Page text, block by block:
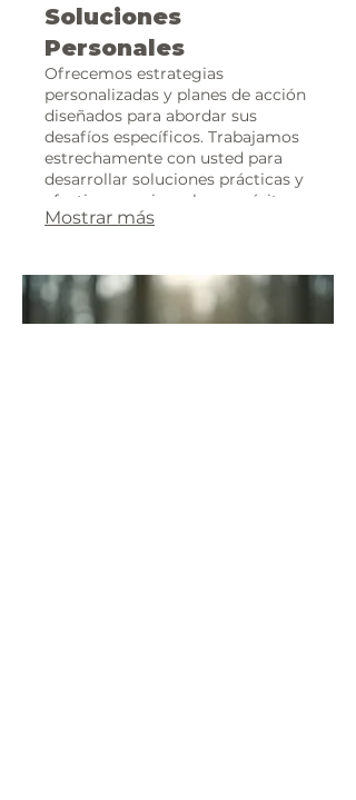
Soluciones
Personales
Ofrecemos estrategias
personalizadas y planes de acción
diseñados para abordar sus
desafíos específicos. Trabajamos
estrechamente con usted para
desarrollar soluciones prácticas y
efectivas que impulsen su éxito.
Mostrar más